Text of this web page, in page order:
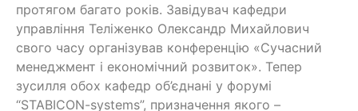
протягом багато років. Завідувач кафедри
управління Теліженко Олександр Михайлович
свого часу організував конференцію «Сучасний
менеджмент і економічний розвиток». Тепер
зусилля обох кафедр об’єднані у форумі
“STABICON-systems”, призначення якого –